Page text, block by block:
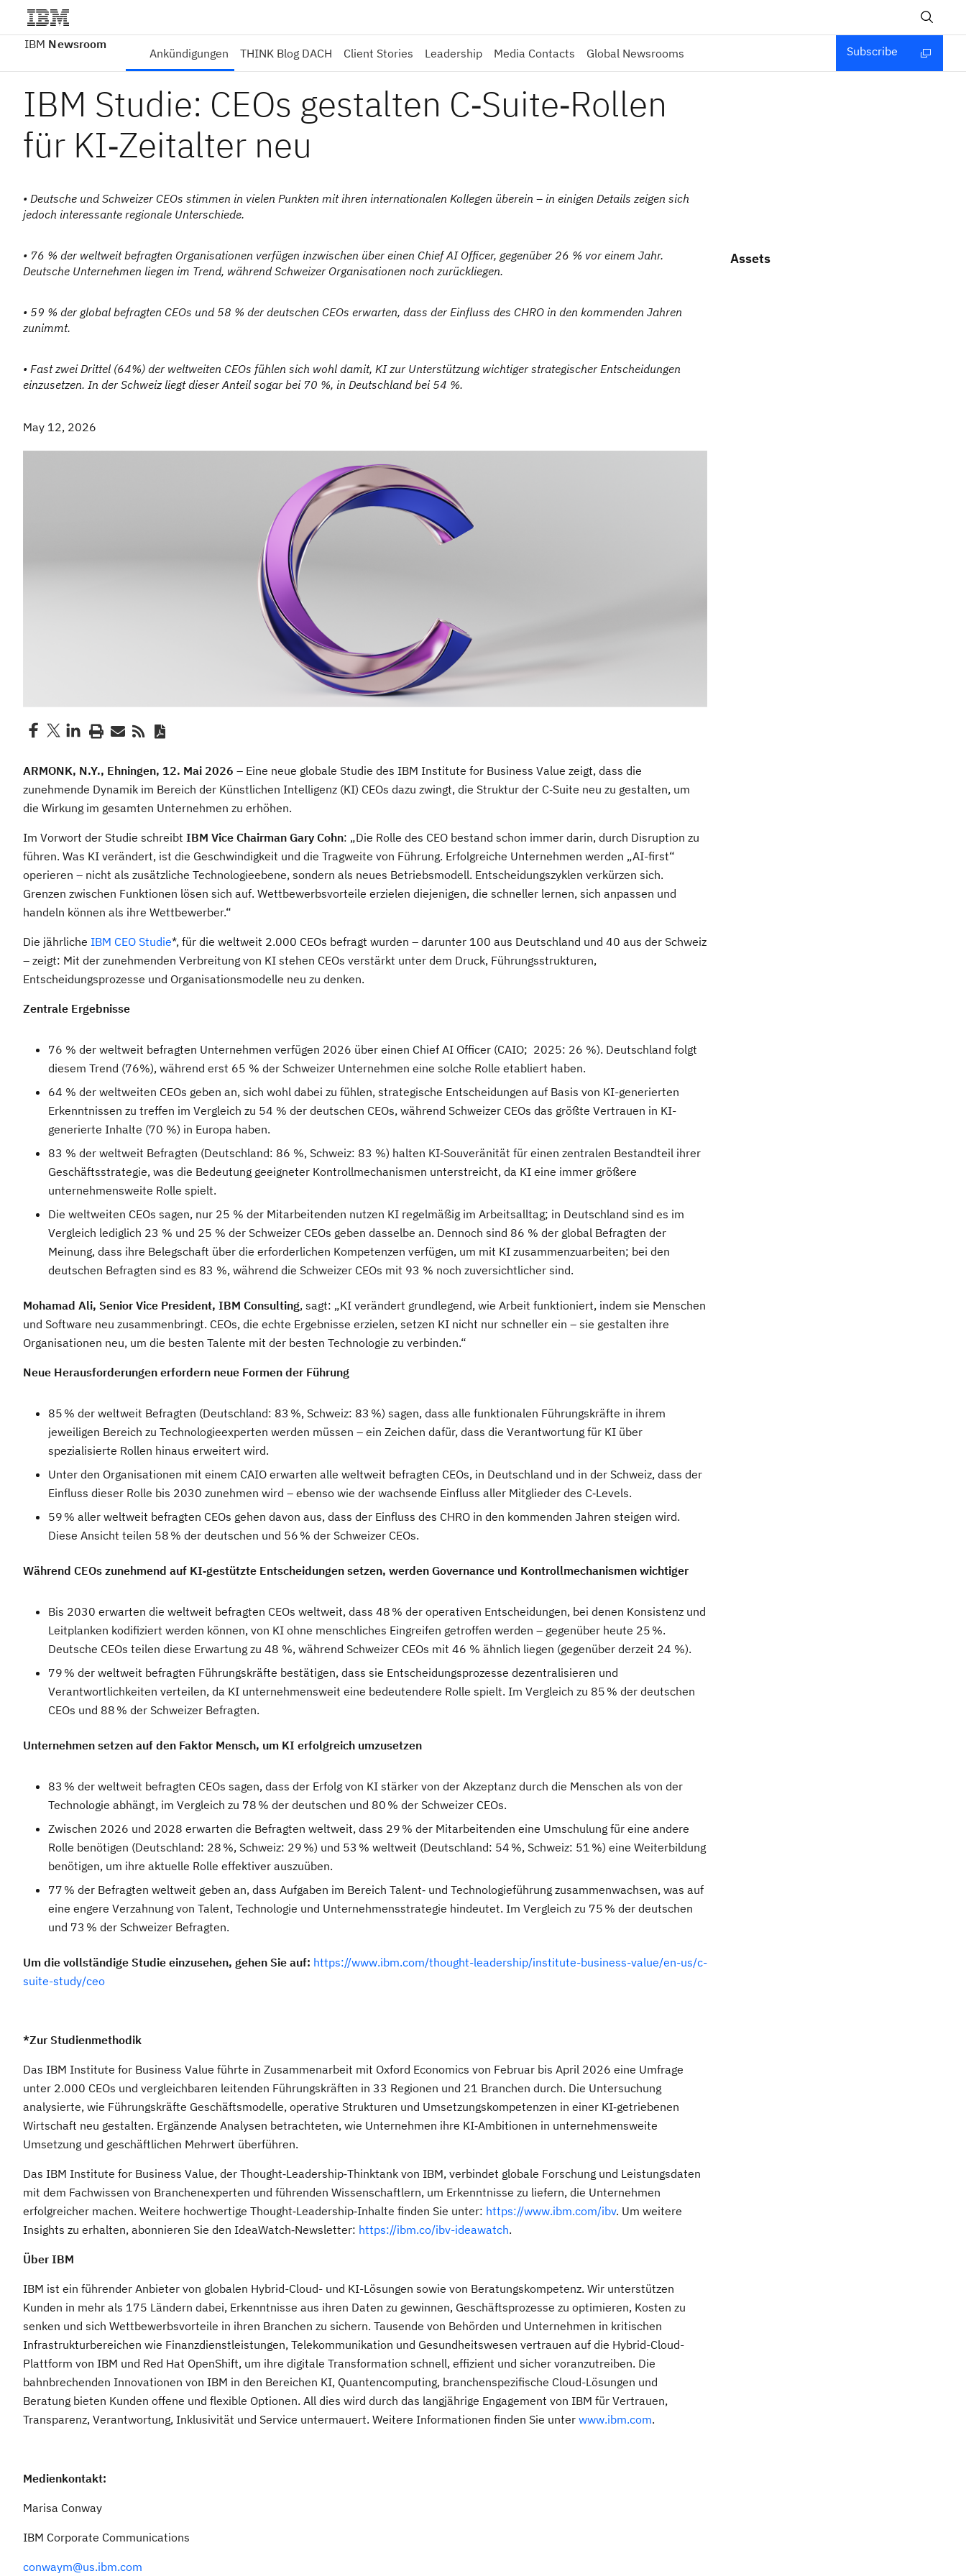
IBM Newsroom
Ankündigungen THINK Blog DACH Client Stories Leadership Media Contacts Global Newsrooms Subscribe
IBM Studie: CEOs gestalten C‑Suite‑Rollen
für KI‑Zeitalter neu
• Deutsche und Schweizer CEOs stimmen in vielen Punkten mit ihren internationalen Kollegen überein – in einigen Details zeigen sich
jedoch interessante regionale Unterschiede.
• 76 % der weltweit befragten Organisationen verfügen inzwischen über einen Chief AI Officer, gegenüber 26 % vor einem Jahr.
Deutsche Unternehmen liegen im Trend, während Schweizer Organisationen noch zurückliegen.
• 59 % der global befragten CEOs und 58 % der deutschen CEOs erwarten, dass der Einfluss des CHRO in den kommenden Jahren
zunimmt.
• Fast zwei Drittel (64%) der weltweiten CEOs fühlen sich wohl damit, KI zur Unterstützung wichtiger strategischer Entscheidungen
einzusetzen. In der Schweiz liegt dieser Anteil sogar bei 70 %, in Deutschland bei 54 %.
May 12, 2026
ARMONK, N.Y., Ehningen, 12. Mai 2026 – Eine neue globale Studie des IBM Institute for Business Value zeigt, dass die
zunehmende Dynamik im Bereich der Künstlichen Intelligenz (KI) CEOs dazu zwingt, die Struktur der C‑Suite neu zu gestalten, um
die Wirkung im gesamten Unternehmen zu erhöhen.
Im Vorwort der Studie schreibt IBM Vice Chairman Gary Cohn: „Die Rolle des CEO bestand schon immer darin, durch Disruption zu
führen. Was KI verändert, ist die Geschwindigkeit und die Tragweite von Führung. Erfolgreiche Unternehmen werden „AI-first“
operieren – nicht als zusätzliche Technologieebene, sondern als neues Betriebsmodell. Entscheidungszyklen verkürzen sich.
Grenzen zwischen Funktionen lösen sich auf. Wettbewerbsvorteile erzielen diejenigen, die schneller lernen, sich anpassen und
handeln können als ihre Wettbewerber.“
Die jährliche IBM CEO Studie*, für die weltweit 2.000 CEOs befragt wurden – darunter 100 aus Deutschland und 40 aus der Schweiz
– zeigt: Mit der zunehmenden Verbreitung von KI stehen CEOs verstärkt unter dem Druck, Führungsstrukturen,
Entscheidungsprozesse und Organisationsmodelle neu zu denken.
Zentrale Ergebnisse
76 % der weltweit befragten Unternehmen verfügen 2026 über einen Chief AI Officer (CAIO; 2025: 26 %). Deutschland folgt
diesem Trend (76%), während erst 65 % der Schweizer Unternehmen eine solche Rolle etabliert haben.
64 % der weltweiten CEOs geben an, sich wohl dabei zu fühlen, strategische Entscheidungen auf Basis von KI-generierten
Erkenntnissen zu treffen im Vergleich zu 54 % der deutschen CEOs, während Schweizer CEOs das größte Vertrauen in KI-
generierte Inhalte (70 %) in Europa haben.
83 % der weltweit Befragten (Deutschland: 86 %, Schweiz: 83 %) halten KI‑Souveränität für einen zentralen Bestandteil ihrer
Geschäftsstrategie, was die Bedeutung geeigneter Kontrollmechanismen unterstreicht, da KI eine immer größere
unternehmensweite Rolle spielt.
Die weltweiten CEOs sagen, nur 25 % der Mitarbeitenden nutzen KI regelmäßig im Arbeitsalltag; in Deutschland sind es im
Vergleich lediglich 23 % und 25 % der Schweizer CEOs geben dasselbe an. Dennoch sind 86 % der global Befragten der
Meinung, dass ihre Belegschaft über die erforderlichen Kompetenzen verfügen, um mit KI zusammenzuarbeiten; bei den
deutschen Befragten sind es 83 %, während die Schweizer CEOs mit 93 % noch zuversichtlicher sind.
Mohamad Ali, Senior Vice President, IBM Consulting, sagt: „KI verändert grundlegend, wie Arbeit funktioniert, indem sie Menschen
und Software neu zusammenbringt. CEOs, die echte Ergebnisse erzielen, setzen KI nicht nur schneller ein – sie gestalten ihre
Organisationen neu, um die besten Talente mit der besten Technologie zu verbinden.“
Neue Herausforderungen erfordern neue Formen der Führung
85 % der weltweit Befragten (Deutschland: 83 %, Schweiz: 83 %) sagen, dass alle funktionalen Führungskräfte in ihrem
jeweiligen Bereich zu Technologieexperten werden müssen – ein Zeichen dafür, dass die Verantwortung für KI über
spezialisierte Rollen hinaus erweitert wird.
Unter den Organisationen mit einem CAIO erwarten alle weltweit befragten CEOs, in Deutschland und in der Schweiz, dass der
Einfluss dieser Rolle bis 2030 zunehmen wird – ebenso wie der wachsende Einfluss aller Mitglieder des C‑Levels.
59 % aller weltweit befragten CEOs gehen davon aus, dass der Einfluss des CHRO in den kommenden Jahren steigen wird.
Diese Ansicht teilen 58 % der deutschen und 56 % der Schweizer CEOs.
Während CEOs zunehmend auf KI‑gestützte Entscheidungen setzen, werden Governance und Kontrollmechanismen wichtiger
Bis 2030 erwarten die weltweit befragten CEOs weltweit, dass 48 % der operativen Entscheidungen, bei denen Konsistenz und
Leitplanken kodifiziert werden können, von KI ohne menschliches Eingreifen getroffen werden – gegenüber heute 25 %.
Deutsche CEOs teilen diese Erwartung zu 48 %, während Schweizer CEOs mit 46 % ähnlich liegen (gegenüber derzeit 24 %).
79 % der weltweit befragten Führungskräfte bestätigen, dass sie Entscheidungsprozesse dezentralisieren und
Verantwortlichkeiten verteilen, da KI unternehmensweit eine bedeutendere Rolle spielt. Im Vergleich zu 85 % der deutschen
CEOs und 88 % der Schweizer Befragten.
Unternehmen setzen auf den Faktor Mensch, um KI erfolgreich umzusetzen
83 % der weltweit befragten CEOs sagen, dass der Erfolg von KI stärker von der Akzeptanz durch die Menschen als von der
Technologie abhängt, im Vergleich zu 78 % der deutschen und 80 % der Schweizer CEOs.
Zwischen 2026 und 2028 erwarten die Befragten weltweit, dass 29 % der Mitarbeitenden eine Umschulung für eine andere
Rolle benötigen (Deutschland: 28 %, Schweiz: 29 %) und 53 % weltweit (Deutschland: 54 %, Schweiz: 51 %) eine Weiterbildung
benötigen, um ihre aktuelle Rolle effektiver auszuüben.
77 % der Befragten weltweit geben an, dass Aufgaben im Bereich Talent‑ und Technologieführung zusammenwachsen, was auf
eine engere Verzahnung von Talent, Technologie und Unternehmensstrategie hindeutet. Im Vergleich zu 75 % der deutschen
und 73 % der Schweizer Befragten.
Um die vollständige Studie einzusehen, gehen Sie auf: https://www.ibm.com/thought-leadership/institute-business-value/en-us/c-
suite-study/ceo
*Zur Studienmethodik
Das IBM Institute for Business Value führte in Zusammenarbeit mit Oxford Economics von Februar bis April 2026 eine Umfrage
unter 2.000 CEOs und vergleichbaren leitenden Führungskräften in 33 Regionen und 21 Branchen durch. Die Untersuchung
analysierte, wie Führungskräfte Geschäftsmodelle, operative Strukturen und Umsetzungskompetenzen in einer KI‑getriebenen
Wirtschaft neu gestalten. Ergänzende Analysen betrachteten, wie Unternehmen ihre KI‑Ambitionen in unternehmensweite
Umsetzung und geschäftlichen Mehrwert überführen.
Das IBM Institute for Business Value, der Thought‑Leadership‑Thinktank von IBM, verbindet globale Forschung und Leistungsdaten
mit dem Fachwissen von Branchenexperten und führenden Wissenschaftlern, um Erkenntnisse zu liefern, die Unternehmen
erfolgreicher machen. Weitere hochwertige Thought‑Leadership‑Inhalte finden Sie unter: https://www.ibm.com/ibv. Um weitere
Insights zu erhalten, abonnieren Sie den IdeaWatch‑Newsletter: https://ibm.co/ibv-ideawatch.
Über IBM
IBM ist ein führender Anbieter von globalen Hybrid-Cloud- und KI-Lösungen sowie von Beratungskompetenz. Wir unterstützen
Kunden in mehr als 175 Ländern dabei, Erkenntnisse aus ihren Daten zu gewinnen, Geschäftsprozesse zu optimieren, Kosten zu
senken und sich Wettbewerbsvorteile in ihren Branchen zu sichern. Tausende von Behörden und Unternehmen in kritischen
Infrastrukturbereichen wie Finanzdienstleistungen, Telekommunikation und Gesundheitswesen vertrauen auf die Hybrid-Cloud-
Plattform von IBM und Red Hat OpenShift, um ihre digitale Transformation schnell, effizient und sicher voranzutreiben. Die
bahnbrechenden Innovationen von IBM in den Bereichen KI, Quantencomputing, branchenspezifische Cloud-Lösungen und
Beratung bieten Kunden offene und flexible Optionen. All dies wird durch das langjährige Engagement von IBM für Vertrauen,
Transparenz, Verantwortung, Inklusivität und Service untermauert. Weitere Informationen finden Sie unter www.ibm.com.
Medienkontakt:
Marisa Conway
IBM Corporate Communications
conwaym@us.ibm.com
Assets